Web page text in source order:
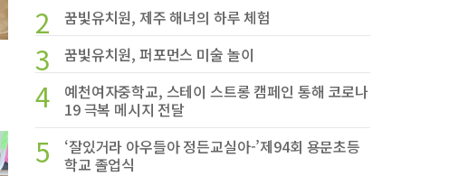
2 꿈빛유치원, 제주 해녀의 하루 체험
3 꿈빛유치원, 퍼포먼스 미술 놀이
4
예천여자중학교, 스테이 스트롱 캠페인 통해 코로나
19 극복 메시지 전달
5
‘잘있거라 아우들아 정든교실아-’제94회 용문초등
학교 졸업식